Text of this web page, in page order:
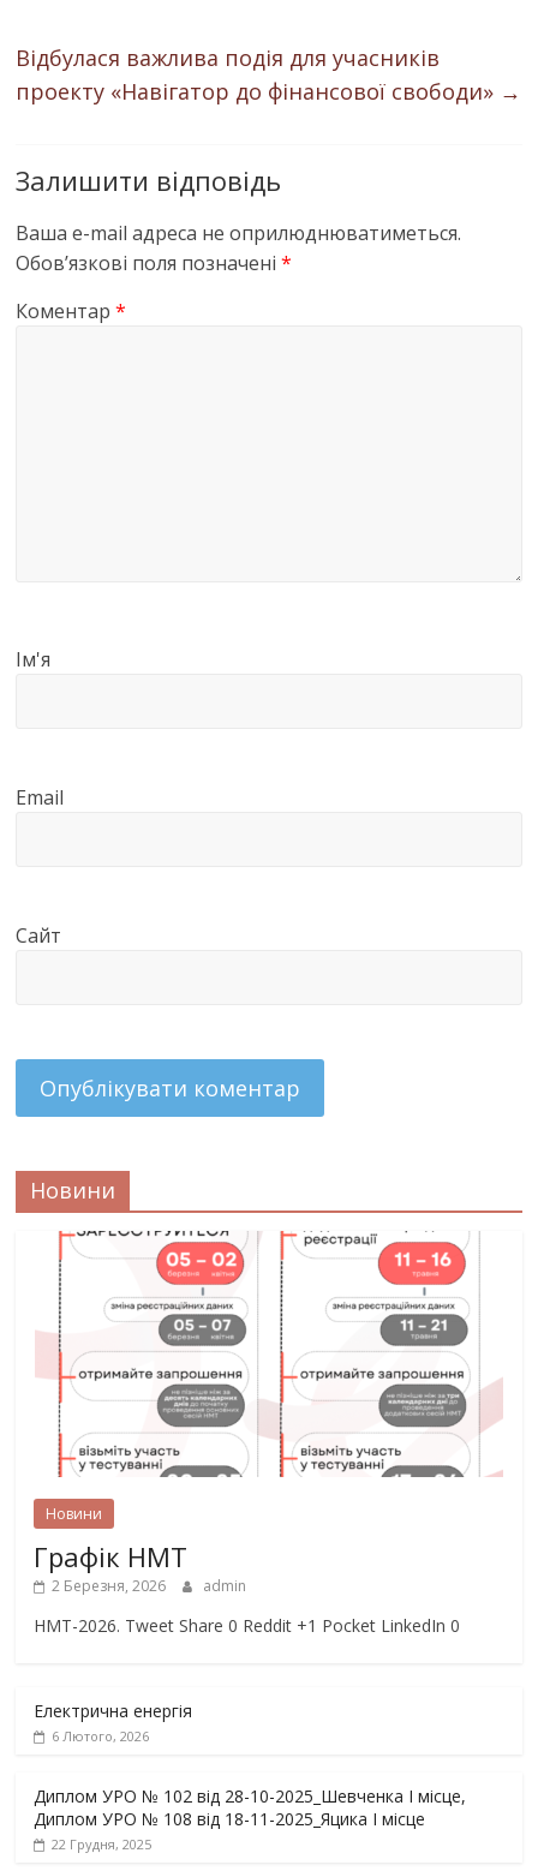
Відбулася важлива подія для учасників
проекту «Навігатор до фінансової свободи» →
Залишити відповідь
Ваша e-mail адреса не оприлюднюватиметься.
Обов’язкові поля позначені*
Коментар*
Ім'я
Email
Сайт
Новини
Новини
Графік НМТ
2 Березня, 2026 admin
НМТ-2026. Tweet Share 0 Reddit +1 Pocket LinkedIn 0
Електрична енергія
6 Лютого, 2026
Диплом УРО № 102 від 28-10-2025_Шевченка І місце,
Диплом УРО № 108 від 18-11-2025_Яцика І місце
22 Грудня, 2025